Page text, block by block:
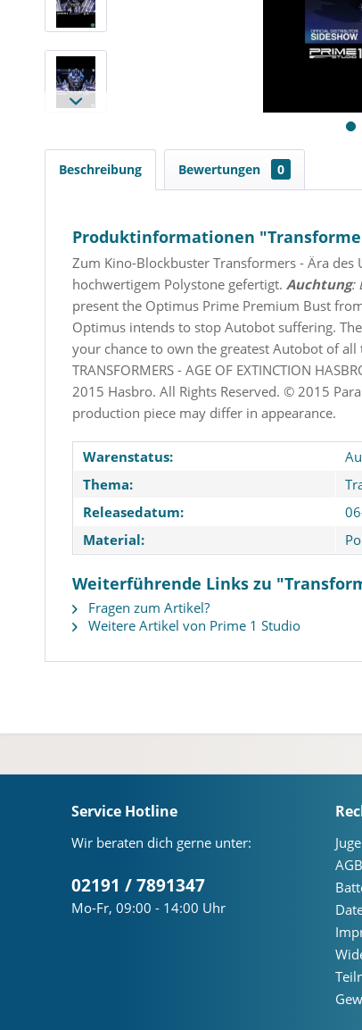
Beschreibung Bewertungen 0
Produktinformationen
Zum Kino-Blockbuster Transformers - Ära
hochwertigem Polystone gefertigt. Auchtung:
present the Optimus Prime Premium Bust
Optimus intends to stop Autobot suffering.
your chance to own the greatest Autobot of all
TRANSFORMERS - AGE OF EXTINCTION
2015 Hasbro. All Rights Reserved. © 2015
production piece may differ in appearance.
Warenstatus:
Thema:
Releasedatum:
Material:
Weiterführende Links zu
Fragen zum Artikel?
Weitere Artikel von Prime 1 Studio
Service Hotline
Wir beraten dich gerne unter:
02191 / 7891347
Mo-Fr, 09:00 - 14:00 Uhr
AGB